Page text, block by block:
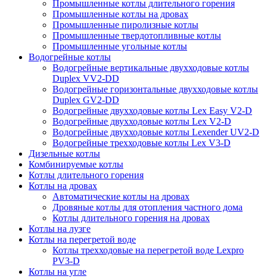
Промышленные котлы длительного горения
Промышленные котлы на дровах
Промышленные пиролизные котлы
Промышленные твердотопливные котлы
Промышленные угольные котлы
Водогрейные котлы
Водогрейные вертикальные двухходовые котлы
Duplex VV2-DD
Водогрейные горизонтальные двухходовые котлы
Duplex GV2-DD
Водогрейные двухходовые котлы Lex Easy V2-D
Водогрейные двухходовые котлы Lex V2-D
Водогрейные двухходовые котлы Lexender UV2-D
Водогрейные трехходовые котлы Lex V3-D
Дизельные котлы
Комбинируемые котлы
Котлы длительного горения
Котлы на дровах
Автоматические котлы на дровах
Дровяные котлы для отопления частного дома
Котлы длительного горения на дровах
Котлы на лузге
Котлы на перегретой воде
Котлы трехходовые на перегретой воде Lexpro
PV3-D
Котлы на угле